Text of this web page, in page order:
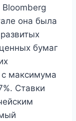
Bloomberg
она была
бумаг
с максимума
Ставки